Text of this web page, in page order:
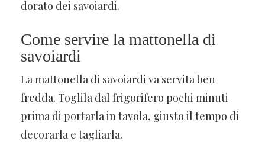
dorato dei savoiardi.
Come servire la mattonella di
savoiardi
La mattonella di savoiardi va servita ben
fredda. Toglila dal frigorifero pochi minuti
prima di portarla in tavola, giusto il tempo di
decorarla e tagliarla.